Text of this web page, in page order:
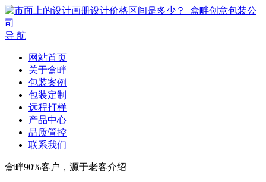
导 航
网站首页
关于盒畔
包装案例
包装定制
远程打样
产品中心
品质管控
联系我们
盒畔90%客户，源于老客介绍